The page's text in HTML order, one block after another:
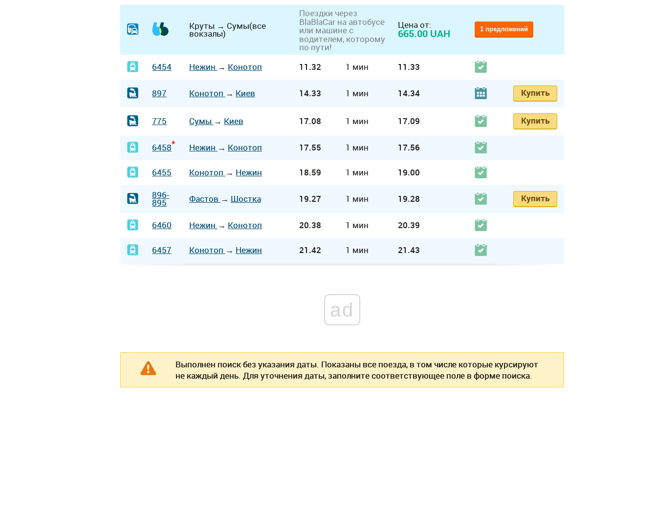
Круты → Сумы(все
вокзалы)
Поездки через
BlaBlaCar на автобусе
или машине с
водителем, которому
по пути!
Цена от:
665.00 UAH 1 предложений
6454 Нежин → Конотоп 11.32 1 мин 11.33
897 Конотоп → Киев 14.33 1 мин 14.34 Купить
775 Сумы → Киев 17.08 1 мин 17.09 Купить
6458* Нежин → Конотоп 17.55 1 мин 17.56
6455 Конотоп → Нежин 18.59 1 мин
19.00
896-
895 Фастов → Шостка 19.27 1 мин 19.28 Купить
6460 Нежин → Конотоп 20.38 1 мин 20.39
6457 Конотоп → Нежин 21.42 1 мин 21.43
ad
Выполнен поиск без указания даты. Показаны все поезда, в том числе которые курсируют
не каждый день. Для уточнения даты, заполните соответствующее поле в форме поиска.